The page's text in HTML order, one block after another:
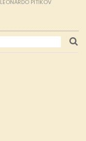
LEONARDO PITIKOV